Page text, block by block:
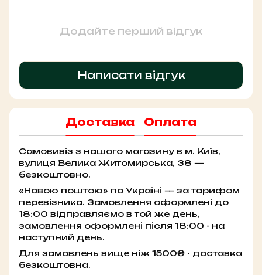
Додайте перший відгук
Написати відгук
Доставка Оплата
Самовивіз з нашого магазину в м. Київ,
вулиця Велика Житомирська, 38 —
безкоштовно.
«Новою поштою» по Україні — за тарифом
перевізника. Замовлення оформлені до
18:00 відправляємо в той же день,
замовлення оформлені після 18:00 - на
наступний день.
Для замовлень вище ніж 1500₴ - доставка
безкоштовна.